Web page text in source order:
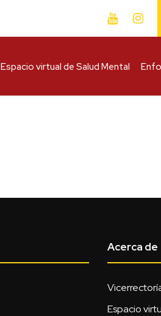
Espacio virtual de Salud Mental
Acerca de
Espacio